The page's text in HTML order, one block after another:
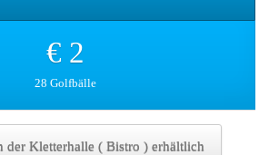
€ 2
28 Golfbälle
der Kletterhalle ( Bistro ) erhältlich